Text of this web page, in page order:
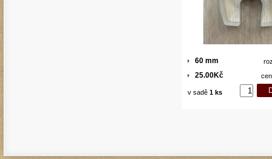
60 mm
25.00Kč
v sadě 1 ks